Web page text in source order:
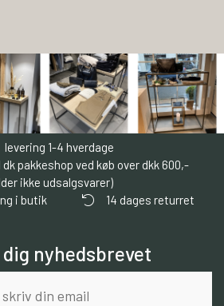
levering 1-4 hverdage
pakkeshop ved køb over dkk 600,-
ikke udsalgsvarer)
i butik
14 dages returret
nyhedsbrevet